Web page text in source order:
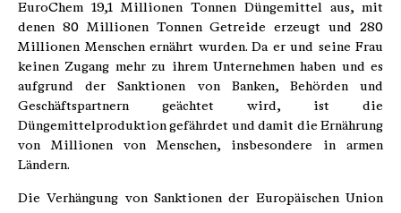
EuroChem 19,1 Millionen Tonnen Düngemittel aus, mit
denen 80 Millionen Tonnen Getreide erzeugt und 280
Millionen Menschen ernährt wurden. Da er und seine Frau
keinen Zugang mehr zu ihrem Unternehmen haben und es
aufgrund der Sanktionen von Banken, Behörden und
Geschäftspartnern geächtet wird, ist die
Düngemittelproduktion gefährdet und damit die Ernährung
von Millionen von Menschen, insbesondere in armen
Ländern.
Die Verhängung von Sanktionen der Europäischen Union